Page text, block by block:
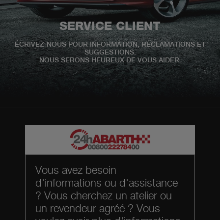
SERVICE CLIENT
ÉCRIVEZ-NOUS POUR INFORMATION, RÉCLAMATIONS ET
SUGGESTIONS.
NOUS SERONS HEUREUX DE VOUS AIDER.
Vous avez besoin
d'informations ou d'assistance
? Vous cherchez un atelier ou
un revendeur agréé ? Vous